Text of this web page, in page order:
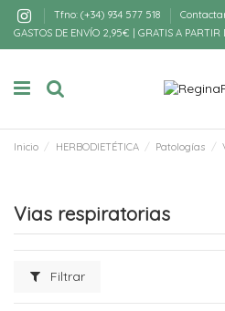
Tfno: (+34) 934 577 518
GASTOS DE ENVÍO 2,95€ | GRATIS A PARTIR
Inicio HERBODIETÉTICA Patologías
Vias respiratorias
Filtrar